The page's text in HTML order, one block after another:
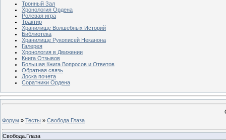
Тронный Зал
Хронология Ордена
Ролевая игра
Трактир
Хранилище Волшебных Историй
Библиотека
Хранилище Рукописей Неканона
Галерея
Хронология в Движении
Книга Отзывов
Большая Книга Вопросов и Ответов
Обратная связь
Доска почета
Соратники Ордена
Форум » Тесты » Свобода.Глаза
Свобода.Глаза